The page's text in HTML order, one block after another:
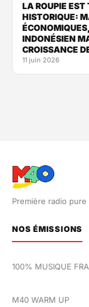
LA ROUPIE
HISTORIQUE:
INDONÉSIEN
CROISSANCE
11 juin 2026
Première radio
NOS ÉMISSIONS
100% MUSIQUE
M40 WARM UP